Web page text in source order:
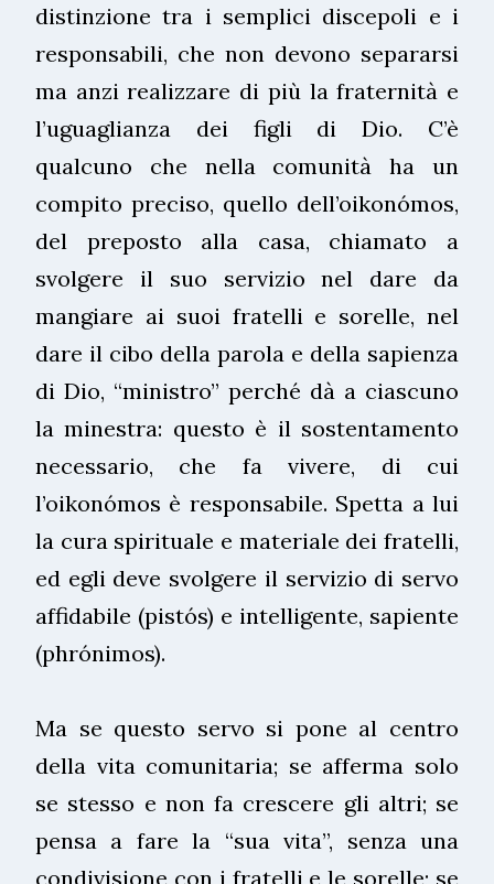
distinzione tra i semplici discepoli e i
responsabili, che non devono separarsi
ma anzi realizzare di più la fraternità e
l’uguaglianza dei figli di Dio. C’è
qualcuno che nella comunità ha un
compito preciso, quello dell’oikonómos,
del preposto alla casa, chiamato a
svolgere il suo servizio nel dare da
mangiare ai suoi fratelli e sorelle, nel
dare il cibo della parola e della sapienza
di Dio, “ministro” perché dà a ciascuno
la minestra: questo è il sostentamento
necessario, che fa vivere, di cui
l’oikonómos è responsabile. Spetta a lui
la cura spirituale e materiale dei fratelli,
ed egli deve svolgere il servizio di servo
affidabile (pistós) e intelligente, sapiente
(phrónimos).
Ma se questo servo si pone al centro
della vita comunitaria; se afferma solo
se stesso e non fa crescere gli altri; se
pensa a fare la “sua vita”, senza una
condivisione con i fratelli e le sorelle; se